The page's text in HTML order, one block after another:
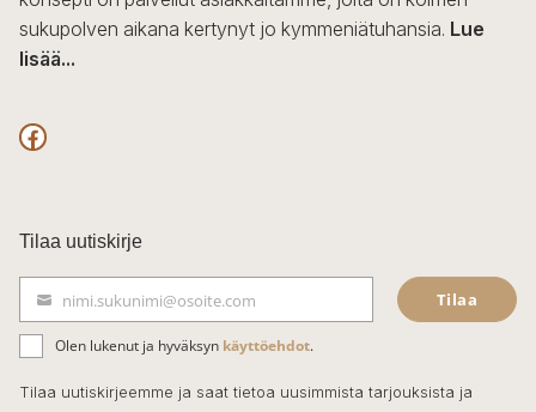
sukupolven aikana kertynyt jo kymmeniätuhansia. Lue
lisää...
F
c
e
b
o
o
Tilaa uutiskirje
ä
h
k
nimi.sukunimi@osoite.com Tilaa
Olen lukenut ja hyväksyn käyttöehdot.
Tilaa uutiskirjeemme ja saat tietoa uusimmista tarjouksista ja